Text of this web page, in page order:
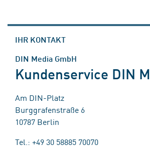
IHR KONTAKT
DIN Media GmbH
Kundenservice DIN
Am DIN-Platz
Burggrafenstraße 6
10787 Berlin
Tel.: +49 30 58885 70070